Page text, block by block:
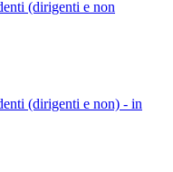
(dirigenti e non
(dirigenti e non) - in